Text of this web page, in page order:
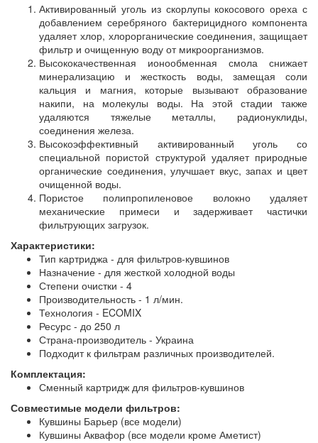
Активированный уголь из скорлупы кокосового ореха с
добавлением серебряного бактерицидного компонента
удаляет хлор, хлорорганические соединения, защищает
фильтр и очищенную воду от микроорганизмов.
Высококачественная ионообменная смола снижает
минерализацию и жесткость воды, замещая соли
кальция и магния, которые вызывают образование
накипи, на молекулы воды. На этой стадии также
удаляются тяжелые металлы, радионуклиды,
соединения железа.
Высокоэффективный активированный уголь со
специальной пористой структурой удаляет природные
органические соединения, улучшает вкус, запах и цвет
очищенной воды.
Пористое полипропиленовое волокно удаляет
механические примеси и задерживает частички
фильтрующих загрузок.
Характеристики:
Тип картриджа - для фильтров-кувшинов
Назначение - для жесткой холодной воды
Степени очистки - 4
Производительность - 1 л/мин.
Технология - ECOMIX
Ресурс - до 250 л
Страна-производитель - Украина
Подходит к фильтрам различных производителей.
Комплектация:
Сменный картридж для фильтров-кувшинов
Совместимые модели фильтров:
Кувшины Барьер (все модели)
Кувшины Аквафор (все модели кроме Аметист)